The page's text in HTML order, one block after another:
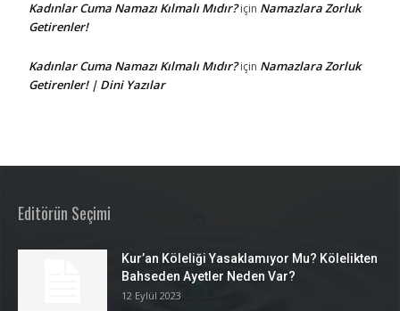
Kadınlar Cuma Namazı Kılmalı Mıdır?için Namazlara Zorluk
Getirenler!
Kadınlar Cuma Namazı Kılmalı Mıdır?için Namazlara Zorluk
Getirenler! | Dini Yazılar
Editörün Seçimi
Kur’an Köleliği Yasaklamıyor Mu? Kölelikten
Bahseden Ayetler Neden Var?
12 Eylül 2023